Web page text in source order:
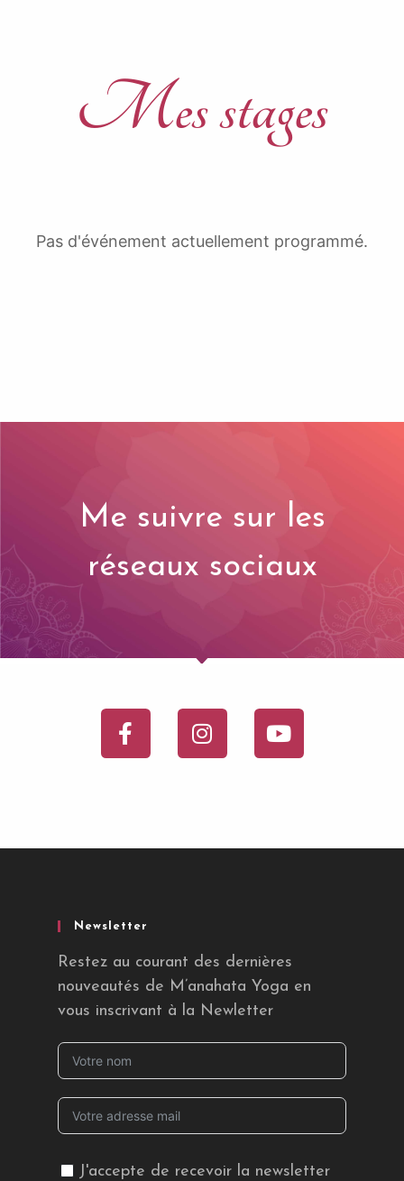
Mes stages
Pas d'événement actuellement programmé.
Me suivre sur les
réseaux sociaux
Newsletter
Restez au courant des dernières
nouveautés de M’anahata Yoga en
vous inscrivant à la Newletter
J'accepte de recevoir la newsletter